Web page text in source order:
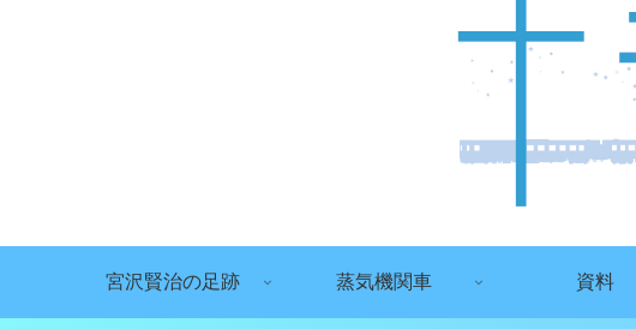
宮沢賢治の足跡 蒸気機関車 資料